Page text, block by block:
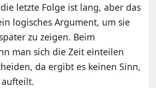
letzte Folge ist lang, aber das
logisches Argument, um sie
zu zeigen. Beim
man sich die Zeit einteilen
da ergibt es keinen Sinn,